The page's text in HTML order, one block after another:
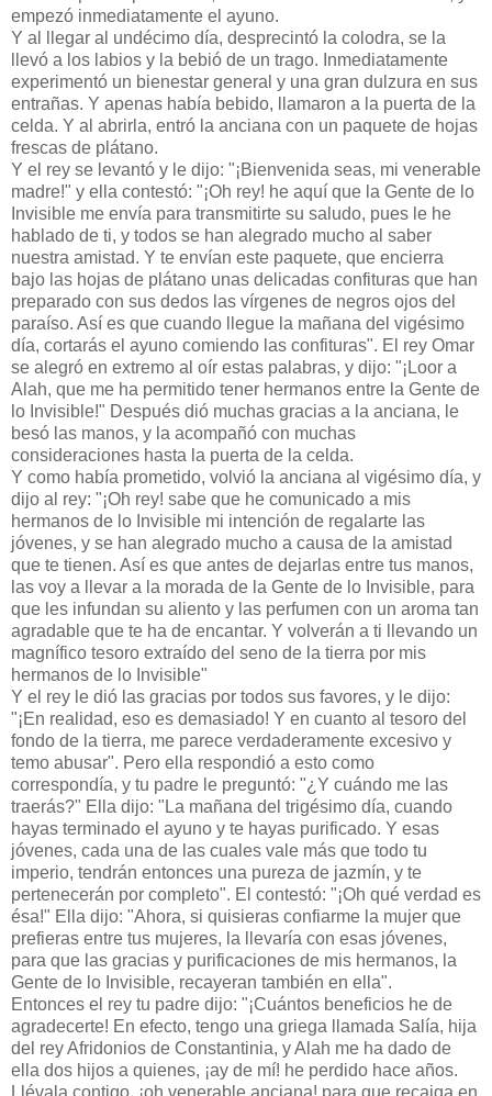
empezó inmediatamente el ayuno.
Y al llegar al undécimo día, desprecintó la colodra, se la
llevó a los labios y la bebió de un trago. Inmediatamente
experimentó un bienestar general y una gran dulzura en sus
entrañas. Y apenas había bebido, llamaron a la puerta de la
celda. Y al abrirla, entró la anciana con un paquete de hojas
frescas de plátano.
Y el rey se levantó y le dijo: "¡Bienvenida seas, mi venerable
madre!" y ella contestó: "¡Oh rey! he aquí que la Gente de lo
Invisible me envía para transmitirte su saludo, pues le he
hablado de ti, y todos se han alegrado mucho al saber
nuestra amistad. Y te envían este paquete, que encierra
bajo las hojas de plátano unas delicadas confituras que han
preparado con sus dedos las vírgenes de negros ojos del
paraíso. Así es que cuando llegue la mañana del vigésimo
día, cortarás el ayuno comiendo las confituras". El rey Omar
se alegró en extremo al oír estas palabras, y dijo: "¡Loor a
Alah, que me ha permitido tener hermanos entre la Gente de
lo Invisible!" Después dió muchas gracias a la anciana, le
besó las manos, y la acompañó con muchas
consideraciones hasta la puerta de la celda.
Y como había prometido, volvió la anciana al vigésimo día, y
dijo al rey: "¡Oh rey! sabe que he comunicado a mis
hermanos de lo Invisible mi intención de regalarte las
jóvenes, y se han alegrado mucho a causa de la amistad
que te tienen. Así es que antes de dejarlas entre tus manos,
las voy a llevar a la morada de la Gente de lo Invisible, para
que les infundan su aliento y las perfumen con un aroma tan
agradable que te ha de encantar. Y volverán a ti llevando un
magnífico tesoro extraído del seno de la tierra por mis
hermanos de lo Invisible"
Y el rey le dió las gracias por todos sus favores, y le dijo:
"¡En realidad, eso es demasiado! Y en cuanto al tesoro del
fondo de la tierra, me parece verdaderamente excesivo y
temo abusar". Pero ella respondió a esto como
correspondía, y tu padre le preguntó: "¿Y cuándo me las
traerás?" Ella dijo: "La mañana del trigésimo día, cuando
hayas terminado el ayuno y te hayas purificado. Y esas
jóvenes, cada una de las cuales vale más que todo tu
imperio, tendrán entonces una pureza de jazmín, y te
pertenecerán por completo". El contestó: "¡Oh qué verdad es
ésa!" Ella dijo: "Ahora, si quisieras confiarme la mujer que
prefieras entre tus mujeres, la llevaría con esas jóvenes,
para que las gracias y purificaciones de mis hermanos, la
Gente de lo Invisible, recayeran también en ella".
Entonces el rey tu padre dijo: "¡Cuántos beneficios he de
agradecerte! En efecto, tengo una griega llamada Salía, hija
del rey Afridonios de Constantinia, y Alah me ha dado de
ella dos hijos a quienes, ¡ay de mí! he perdido hace años.